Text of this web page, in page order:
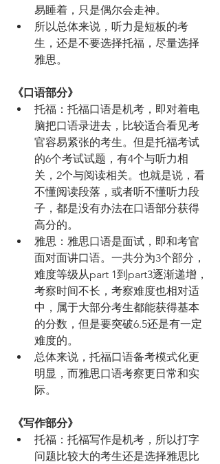
易睡着，只是偶尔会走神。
所以总体来说，听力是短板的考
生，还是不要选择托福，尽量选择
雅思。
《口语部分》
托福：托福口语是机考，即对着电
脑把口语录进去，比较适合看见考
官容易紧张的考生。但是托福考试
的6个考试试题，有4个与听力相
关，2个与阅读相关。也就是说，看
不懂阅读段落，或者听不懂听力段
子，都是没有办法在口语部分获得
高分的。
雅思：雅思口语是面试，即和考官
面对面讲口语。一共分为3个部分，
难度等级从part 1到part3逐渐递增，
考察时间不长，考察难度也相对适
中，属于大部分考生都能获得基本
的分数，但是要突破6.5还是有一定
难度的。
总体来说，托福口语备考模式化更
明显，而雅思口语考察更日常和实
际。
《写作部分》
托福：托福写作是机考，所以打字
问题比较大的考生还是选择雅思比